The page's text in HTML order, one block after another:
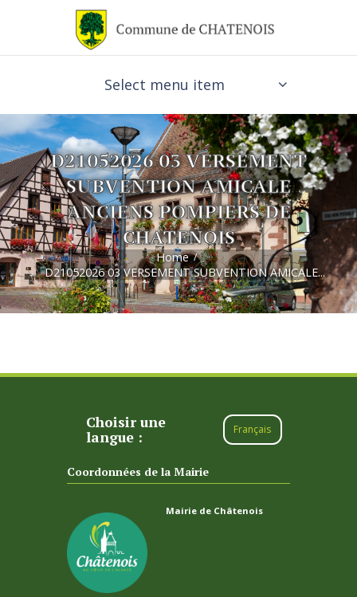
Select menu item
D21052026 03 VERSEMENT
SUBVENTION AMICALE
ANCIENS POMPIERS DE
CHATENOIS
Home
D21052026 03 VERSEMENT SUBVENTION AMICALE...
Choisir une
langue :
Français
Coordonnées de la Mairie
Mairie de Châtenois